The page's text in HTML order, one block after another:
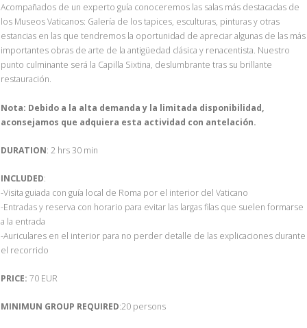
Acompañados de un experto guía conoceremos las salas más destacadas de
los Museos Vaticanos: Galería de los tapices, esculturas, pinturas y otras
estancias en las que tendremos la oportunidad de apreciar algunas de las más
importantes obras de arte de la antigüedad clásica y renacentista. Nuestro
punto culminante será la Capilla Sixtina, deslumbrante tras su brillante
restauración.
Nota: Debido a la alta demanda y la limitada disponibilidad,
aconsejamos que adquiera esta actividad con antelación.
DURATION: 2 hrs 30 min
INCLUDED:
-Visita guiada con guía local de Roma por el interior del Vaticano
-Entradas y reserva con horario para evitar las largas filas que suelen formarse
a la entrada
-Auriculares en el interior para no perder detalle de las explicaciones durante
el recorrido
PRICE: 70 EUR
MINIMUN GROUP REQUIRED:20 persons